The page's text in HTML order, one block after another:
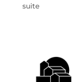
suite:
la
nouvelle